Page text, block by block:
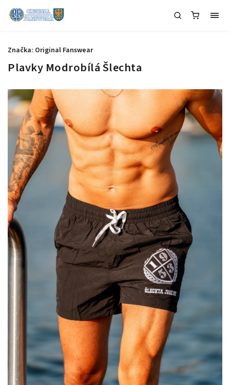
Plavky Modrobílá Šlechta
Značka: Original Fanswear